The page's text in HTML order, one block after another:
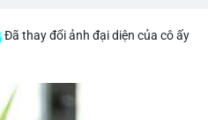
Đã thay đổi ảnh đại diện của cô ấy